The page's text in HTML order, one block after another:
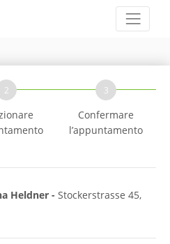
2 3
Confermare
l’appuntamento
Heldner - Stockerstrasse 45,